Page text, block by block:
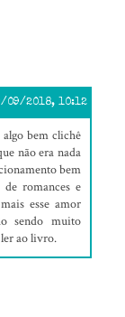
09/2018, 10:12
bem clichê
não era nada
bem
de romances e
esse amor
sendo muito
ler ao livro.